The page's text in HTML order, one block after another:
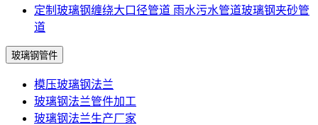
定制玻璃钢缠绕大口径管道 雨水污水管道玻璃钢夹砂管
道
玻璃钢管件
模压玻璃钢法兰
玻璃钢法兰管件加工
玻璃钢法兰生产厂家